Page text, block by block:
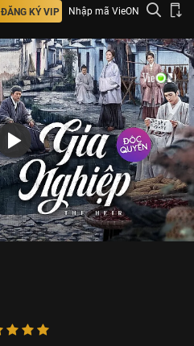
ĐĂNG KÝ VIP Nhập mã VieON